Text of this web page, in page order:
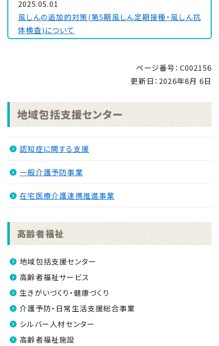
2025.05.01
風しんの追加的対策(第5期風しん定期接種・風しん抗
体検査)について
ページ番号：C002156
更新日： 2026年8月 6日
地域包括支援センター
認知症に関する支援
一般介護予防事業
在宅医療介護連携推進事業
高齢者福祉
地域包括支援センター
高齢者福祉サービス
生きがいづくり・健康づくり
介護予防・日常生活支援総合事業
シルバー人材センター
高齢者福祉施設